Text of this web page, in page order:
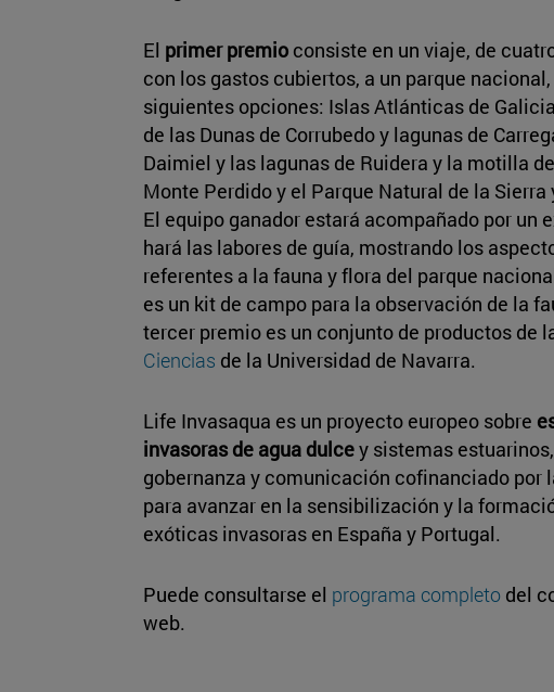
El primer premio consiste en un viaje, de
con los gastos cubiertos, a un parque
siguientes opciones: Islas Atlánticas de
de las Dunas de Corrubedo y lagunas de
Daimiel y las lagunas de Ruidera y la motilla
Monte Perdido y el Parque Natural de la Sierra
El equipo ganador estará acompañado por un
hará las labores de guía, mostrando los
referentes a la fauna y flora del parque
es un kit de campo para la observación de la
tercer premio es un conjunto de productos de
Ciencias de la Universidad de Navarra.
Life Invasaqua es un proyecto europeo sobre
invasoras de agua dulcey sistemas
gobernanza y comunicación cofinanciado por
para avanzar en la sensibilización y la
exóticas invasoras en España y Portugal.
Puede consultarse el programa completo del
web.